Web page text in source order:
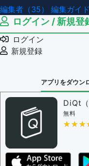
編集者（35） 編集ガイ
ログイン / 新規登
ログイン
新規登録
アプリをダウン
DiQt（
無料